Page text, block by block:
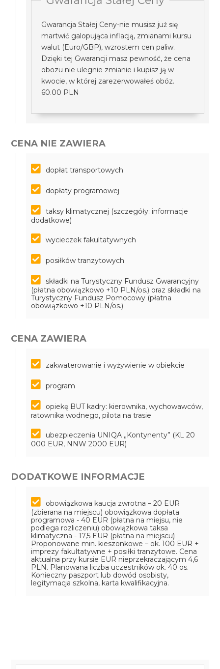
Gwarancja Stałej Ceny-nie musisz już się
martwić galopująca inflacją, zmianami kursu
walut (Euro/GBP), wzrostem cen paliw.
Dzięki tej Gwarancji masz pewność, że cena
obozu nie ulegnie zmianie i kupisz ją w
kwocie, w której zarezerwowałeś obóz.
60.00 PLN
CENA NIE ZAWIERA
dopłat transportowych
dopłaty programowej
taksy klimatycznej (szczegóły: informacje
dodatkowe)
wycieczek fakultatywnych
posiłków tranzytowych
składki na Turystyczny Fundusz Gwarancyjny
(płatna obowiązkowo +10 PLN/os.) oraz składki na
Turystyczny Fundusz Pomocowy (płatna
obowiązkowo +10 PLN/os.)
CENA ZAWIERA
zakwaterowanie i wyżywienie w obiekcie
program
opiekę BUT kadry: kierownika, wychowawców,
ratownika wodnego, pilota na trasie
ubezpieczenia UNIQA „Kontynenty” (KL 20
000 EUR, NNW 2000 EUR)
DODATKOWE INFORMACJE
obowiązkowa kaucja zwrotna – 20 EUR
(zbierana na miejscu) obowiązkowa dopłata
programowa - 40 EUR (płatna na miejsu, nie
podlega rozliczeniu) obowiązkowa taksa
klimatyczna - 17,5 EUR (płatna na miejscu)
Proponowane min. kieszonkowe – ok. 100 EUR +
imprezy fakultatywne + posiłki tranzytowe. Cena
aktualna przy kursie EUR nieprzekraczającym 4,6
PLN. Planowana liczba uczestników ok. 40 os.
Konieczny paszport lub dowód osobisty,
legitymacja szkolna, karta kwalifikacyjna.